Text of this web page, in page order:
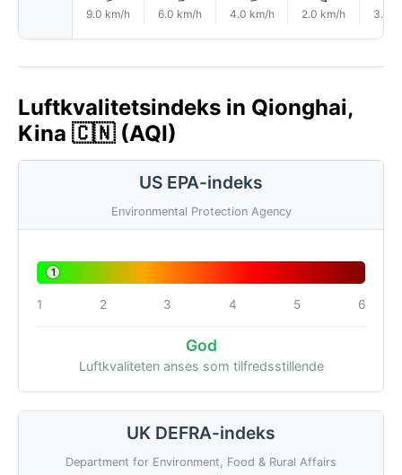
9.0 km/h 6.0 km/h 4.0 km/h 2.0 km/h 3.0
Luftkvalitetsindeks in Qionghai,
Kina 🇨🇳 (AQI)
US EPA-indeks
Environmental Protection Agency
1
1 2 3 4 5 6
God
Luftkvaliteten anses som tilfredsstillende
UK DEFRA-indeks
Department for Environment, Food & Rural Affairs